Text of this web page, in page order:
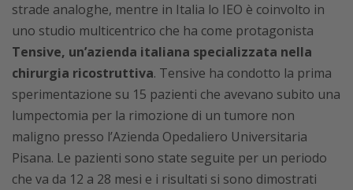
strade analoghe, mentre in Italia lo IEO è coinvolto in
uno studio multicentrico che ha come protagonista
Tensive, un’azienda italiana specializzata nella
chirurgia ricostruttiva. Tensive ha condotto la prima
sperimentazione su 15 pazienti che avevano subito una
lumpectomia per la rimozione di un tumore non
maligno presso l’Azienda Opedaliero Universitaria
Pisana. Le pazienti sono state seguite per un periodo
che va da 12 a 28 mesi e i risultati si sono dimostrati